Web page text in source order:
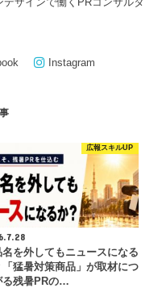
Instagram
広報スキルUP
名を外してもニュースになる
「猛暑対策商品」が取材につ
る残暑PRの…